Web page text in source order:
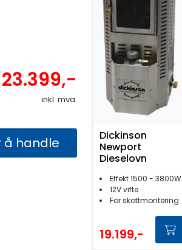
23.399,-
inkl. mva.
å handle
Dickinson
Newport
Dieselovn
Effekt 1500 - 3800W
12V vifte
For skottmontering
19.199,-